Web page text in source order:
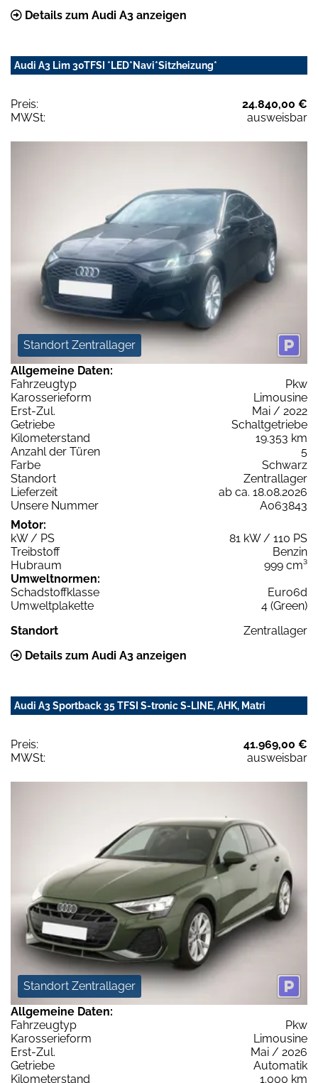
Details zum Audi A3 anzeigen
Audi A3 Lim 30TFSI *LED*Navi*Sitzheizung*
Preis:
24.840,00 €
MWSt:
ausweisbar
Standort Zentrallager
Allgemeine Daten:
Fahrzeugtyp
Pkw
Karosserieform
Limousine
Erst-Zul.
Mai / 2022
Getriebe
Schaltgetriebe
Kilometerstand
19.353 km
Anzahl der Türen
5
Farbe
Schwarz
Standort
Zentrallager
Lieferzeit
ab ca. 18.08.2026
Unsere Nummer
A063843
Motor:
kW / PS
81 kW / 110 PS
Treibstoff
Benzin
Hubraum
999 cm³
Umweltnormen:
Schadstoffklasse
Euro6d
Umweltplakette
4 (Green)
Standort
Zentrallager
Details zum Audi A3 anzeigen
Audi A3 Sportback 35 TFSI S-tronic S-LINE, AHK, Matri
Preis:
41.969,00 €
MWSt:
ausweisbar
Standort Zentrallager
Allgemeine Daten:
Fahrzeugtyp
Pkw
Karosserieform
Limousine
Erst-Zul.
Mai / 2026
Getriebe
Automatik
Kilometerstand
1.000 km